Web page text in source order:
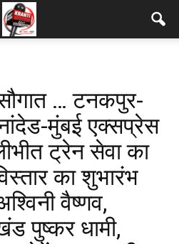
… टनकपुर-
मुंबई एक्सप्रेस
ट्रेन सेवा का
का शुभारंभ
वैष्णव,
पुष्कर धामी,